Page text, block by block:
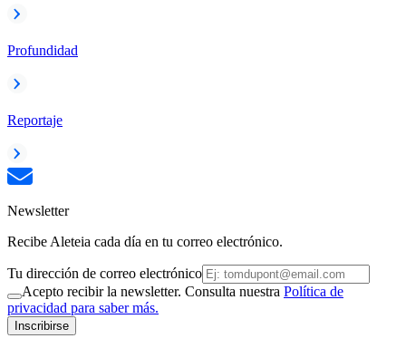
Profundidad
Reportaje
Newsletter
Recibe Aleteia cada día en tu correo electrónico.
Tu dirección de correo electrónico
Acepto recibir la newsletter. Consulta nuestra Política de
privacidad para saber más.
Inscribirse